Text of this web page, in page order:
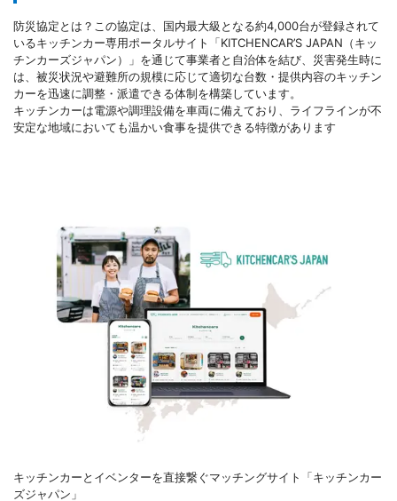
防災協定とは？この協定は、国内最大級となる約4,000台が登録されて
いるキッチンカー専用ポータルサイト「KITCHENCAR’S JAPAN（キッ
チンカーズジャパン）」を通じて事業者と自治体を結び、災害発生時に
は、被災状況や避難所の規模に応じて適切な台数・提供内容のキッチン
カーを迅速に調整・派遣できる体制を構築しています。
キッチンカーは電源や調理設備を車両に備えており、ライフラインが不
安定な地域においても温かい食事を提供できる特徴があります
キッチンカーとイベンターを直接繋ぐマッチングサイト「キッチンカー
ズジャパン」